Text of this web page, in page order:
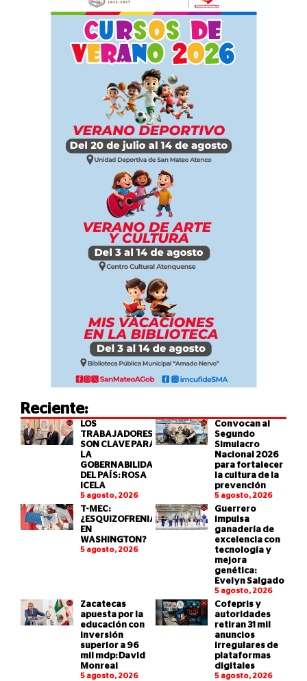
Reciente:
LOS
TRABAJADORES
SON CLAVE PARA
LA
GOBERNABILIDAD
DEL PAÍS: ROSA
ICELA
5 agosto, 2026
Convocan al
Segundo
Simulacro
Nacional 2026
para fortalecer
la cultura de la
prevención
5 agosto, 2026
T-MEC:
¿ESQUIZOFRENIA
EN
WASHINGTON?
5 agosto, 2026
Guerrero
impulsa
ganadería de
excelencia con
tecnología y
mejora
genética:
Evelyn Salgado
5 agosto, 2026
Zacatecas
apuesta por la
educación con
inversión
superior a 96
mil mdp: David
Monreal
5 agosto, 2026
Cofepris y
autoridades
retiran 31 mil
anuncios
irregulares de
plataformas
digitales
5 agosto, 2026